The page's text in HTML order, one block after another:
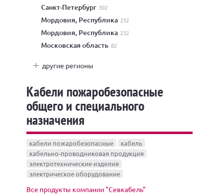
Санкт-Петербург 302
Мордовия, Республика 232
Мордовия, Республика 232
Московская область 82
другие регионы
Кабели пожаробезопасные
общего и специального
назначения
кабели пожаробезопасные
кабель
кабельно-проводниковая продукция
электротехнические изделия
электрическое оборудование
Все продукты компании "Севкабель"